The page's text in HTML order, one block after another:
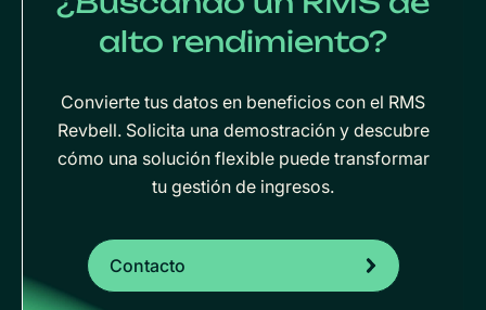
alto rendimiento?
Convierte tus datos en beneficios con el RMS
Revbell. Solicita una demostración y descubre
cómo una solución flexible puede transformar
tu gestión de ingresos.
Contacto